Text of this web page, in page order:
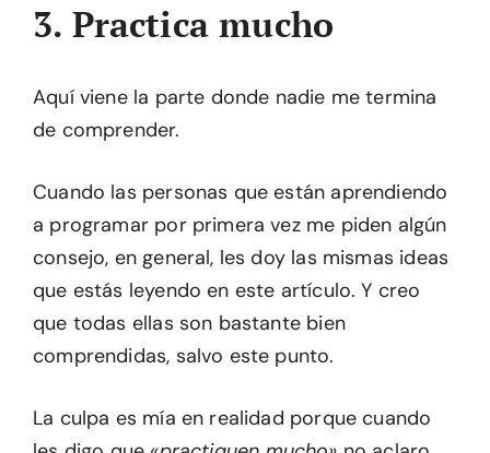
3. Practica mucho
Aquí viene la parte donde nadie me termina
de comprender.
Cuando las personas que están aprendiendo
a programar por primera vez me piden algún
consejo, en general, les doy las mismas ideas
que estás leyendo en este artículo. Y creo
que todas ellas son bastante bien
comprendidas, salvo este punto.
La culpa es mía en realidad porque cuando